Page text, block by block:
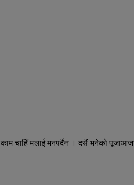
चाहिँ मलाई मनपर्दैन । दसैं भनेको